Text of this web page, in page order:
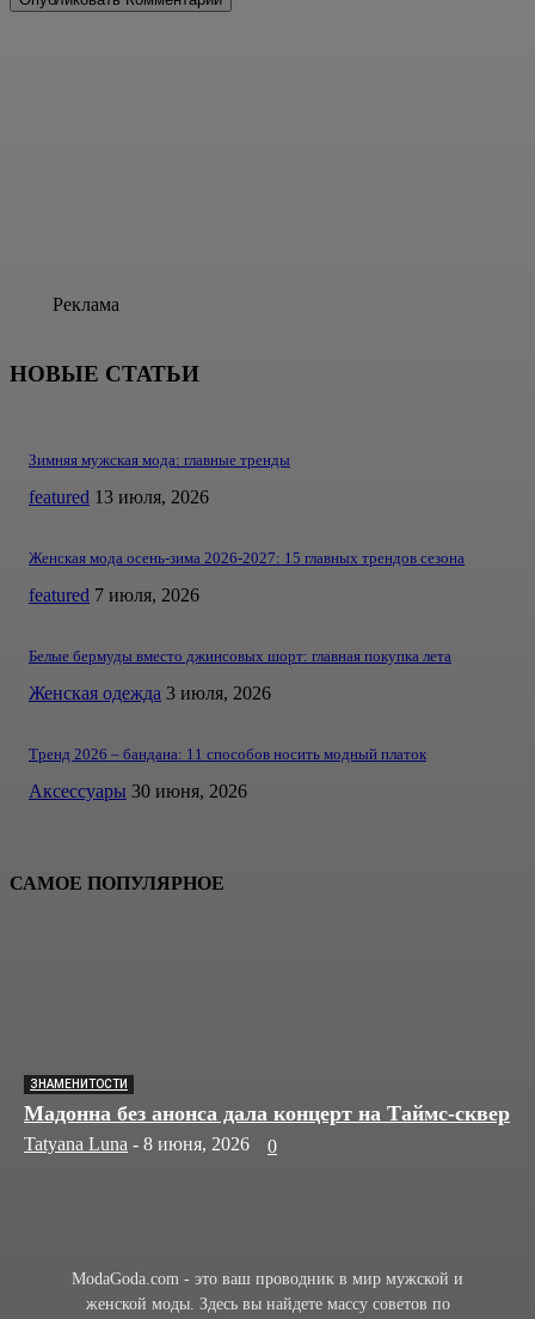
Реклама
НОВЫЕ СТАТЬИ
Зимняя мужская мода: главные тренды
featured 13 июля, 2026
Женская мода осень-зима 2026-2027: 15 главных трендов сезона
featured 7 июля, 2026
Белые бермуды вместо джинсовых шорт: главная покупка лета
Женская одежда 3 июля, 2026
Тренд 2026 – бандана: 11 способов носить модный платок
Аксессуары 30 июня, 2026
САМОЕ ПОПУЛЯРНОЕ
ЗНАМЕНИТОСТИ
Мадонна без анонса дала концерт на Таймс-сквер
Tatyana Luna - 8 июня, 2026 0
ModaGoda.com - это ваш проводник в мир мужской и
женской моды. Здесь вы найдете массу советов по